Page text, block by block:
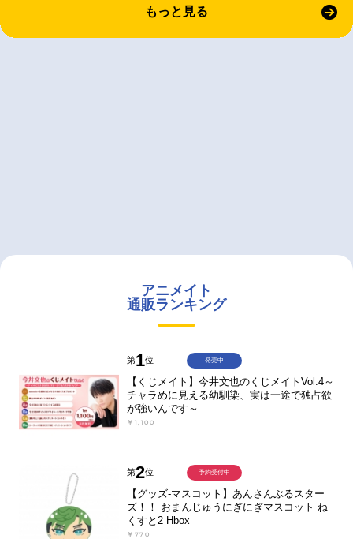
もっと見る
アニメイト
通販ランキング
第1位
【くじメイト】今井文也のくじメイトVol.4～
チャラめに見える幼馴染、実は一途で独占欲
が強いんです～
￥1,100
発売中
第2位
【グッズ-マスコット】あんさんぶるスター
ズ！！ おまんじゅうにぎにぎマスコット ね
くすと2 Hbox
￥770
予約受付中